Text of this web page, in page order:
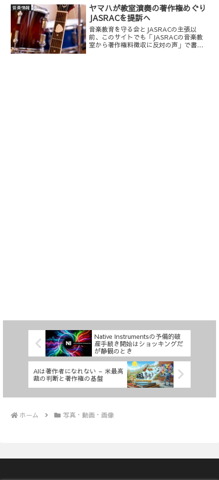
2018年03月16日にリリースされたU...
音楽情報
ヤマハが教室演奏の著作権めぐり
JASRACを提訴へ
音楽教育を守る会とJASRACの主張以
前、このサイトでも「JASRACの音楽教
室から著作権料徴収に反対の声」で書き
Native Instrumentsの予備的破
産手続き開始はショッキングだ
が静観のとき
AIは著作者になれない – 米最高
裁の判断と著作権の基盤
ホーム 写真・動画・画像